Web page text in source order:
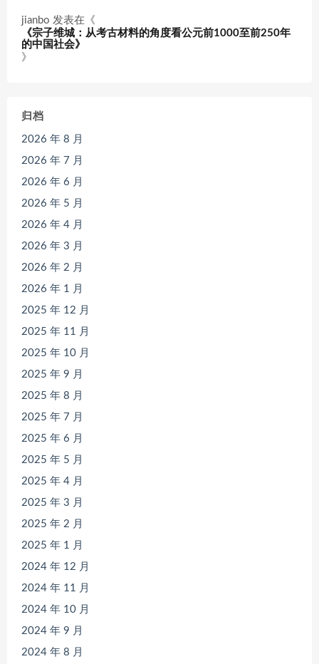
jianbo 发表在《
《宗子维城：从考古材料的角度看公元前1000至前250年
的中国社会》
》
归档
2026 年 8 月
2026 年 7 月
2026 年 6 月
2026 年 5 月
2026 年 4 月
2026 年 3 月
2026 年 2 月
2026 年 1 月
2025 年 12 月
2025 年 11 月
2025 年 10 月
2025 年 9 月
2025 年 8 月
2025 年 7 月
2025 年 6 月
2025 年 5 月
2025 年 4 月
2025 年 3 月
2025 年 2 月
2025 年 1 月
2024 年 12 月
2024 年 11 月
2024 年 10 月
2024 年 9 月
2024 年 8 月